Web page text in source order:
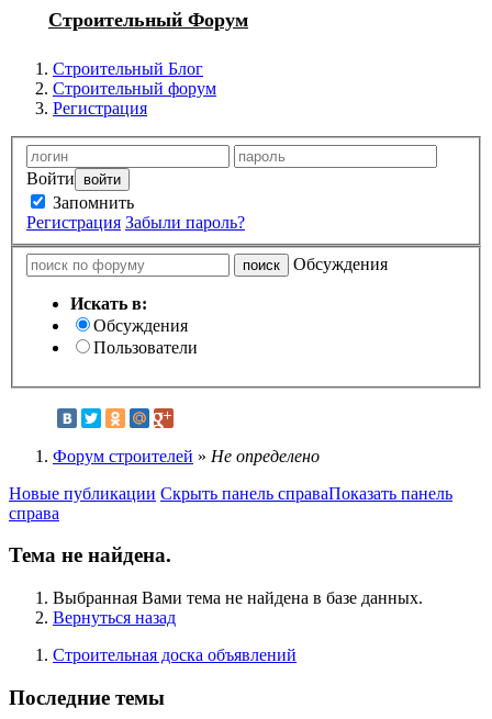
Строительный Форум
Строительный Блог
Строительный форум
Регистрация
Войти
Запомнить
Регистрация Забыли пароль?
Обсуждения
Искать в:
Обсуждения
Пользователи
Форум строителей » Не определено
Новые публикации Скрыть панель справаПоказать панель
справа
Тема не найдена.
Выбранная Вами тема не найдена в базе данных.
Вернуться назад
Строительная доска объявлений
Последние темы